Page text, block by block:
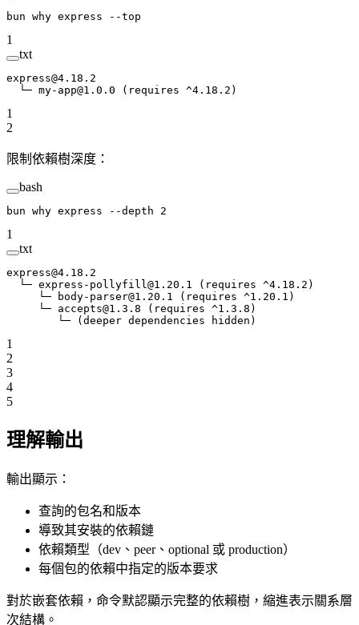
bun why express --top
1
txt
express@4.18.2
  └─ my-app@1.0.0 (requires ^4.18.2)
1
2
限制依賴樹深度：
bash
bun why express --depth 2
1
txt
express@4.18.2
  └─ express-pollyfill@1.20.1 (requires ^4.18.2)
     └─ body-parser@1.20.1 (requires ^1.20.1)
     └─ accepts@1.3.8 (requires ^1.3.8)
        └─ (deeper dependencies hidden)
1
2
3
4
5
理解輸出
輸出顯示：
查詢的包名和版本
導致其安裝的依賴鏈
依賴類型（dev、peer、optional 或 production）
每個包的依賴中指定的版本要求
對於嵌套依賴，命令默認顯示完整的依賴樹，縮進表示關系層
次結構。